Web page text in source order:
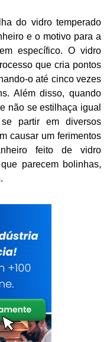
do vidro temperado
e o motivo para a
específico. O vidro
que cria pontos
o até cinco vezes
Além disso, quando
não se estilhaça igual
partir em diversos
causar um ferimentos
feito de vidro
parecem bolinhas,